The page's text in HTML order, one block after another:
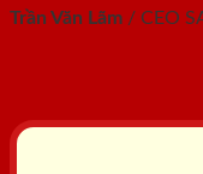
Trần Văn Lãm / CEO